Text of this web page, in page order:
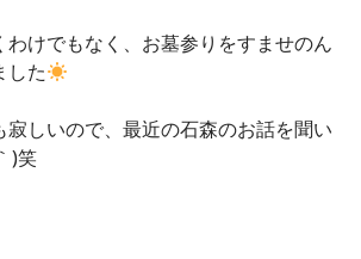
わけでもなく、お墓参りをすませのん
した
寂しいので、最近の石森のお話を聞い
)笑